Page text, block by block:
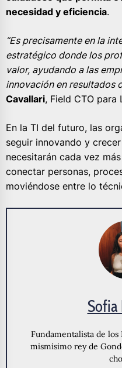
necesidad y eficiencia.
“Es precisamente en la
estratégico donde los
valor, ayudando a las
innovación en resultados
Cavallari, Field CTO para
En la TI del futuro, las
seguir innovando y
necesitarán cada vez
conectar personas,
moviéndose entre lo
Sofia
Fundamentalista de los
mismísimo rey de